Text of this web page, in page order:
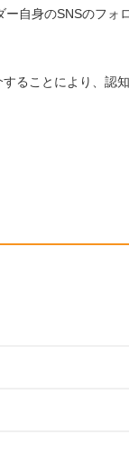
自身のSNSのフォロ
ることにより、認知